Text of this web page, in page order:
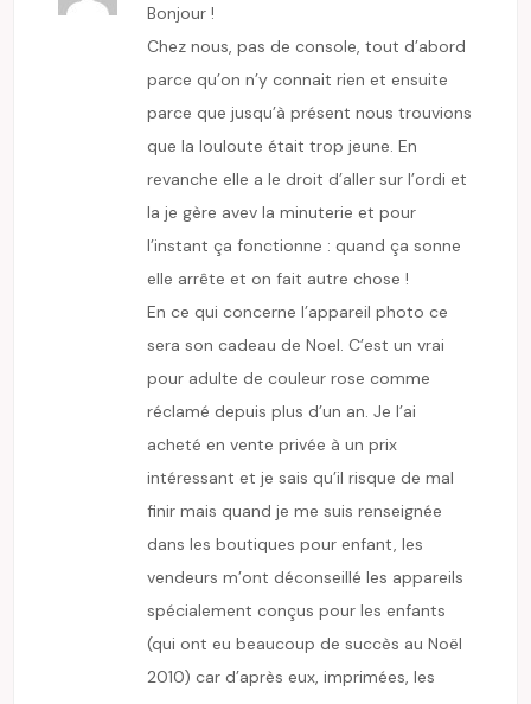
Bonjour !
Chez nous, pas de console, tout d’abord
parce qu’on n’y connait rien et ensuite
parce que jusqu’à présent nous trouvions
que la louloute était trop jeune. En
revanche elle a le droit d’aller sur l’ordi et
la je gère avev la minuterie et pour
l’instant ça fonctionne : quand ça sonne
elle arrête et on fait autre chose !
En ce qui concerne l’appareil photo ce
sera son cadeau de Noel. C’est un vrai
pour adulte de couleur rose comme
réclamé depuis plus d’un an. Je l’ai
acheté en vente privée à un prix
intéressant et je sais qu’il risque de mal
finir mais quand je me suis renseignée
dans les boutiques pour enfant, les
vendeurs m’ont déconseillé les appareils
spécialement conçus pour les enfants
(qui ont eu beaucoup de succès au Noël
2010) car d’après eux, imprimées, les